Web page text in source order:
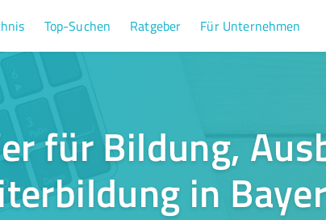
Top-Suchen Ratgeber Für Unternehmen
für Bildung,
in